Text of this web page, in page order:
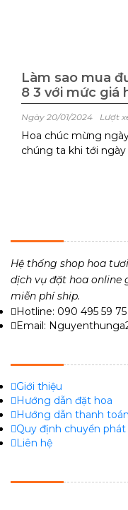
Làm sao mua
8 3 với mức giá
Ngày 20/01/2024 Lượt
Hoa chúc mừng
chúng ta khi tới
Hệ thống shop hoa
dịch vụ đặt hoa online
miễn phí ship.
Hotline: 090 495 59 75
Email:
Giới thiệu
Hướng dẫn đặt hoa
Hướng dẫn thanh toán
Quy định chuyển phát
Liên hệ